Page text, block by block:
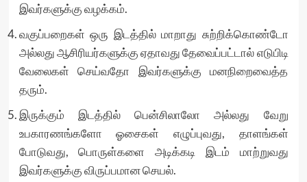
இவர்களுக்கு வழக்கம்.
வகுப்பறைகள் ஒரு இடத்தில் மாறாது சுற்றிக்கொண்டோ
அல்லது ஆசிரியர்களுக்கு ஏதாவது தேவைப்பட்டால் எடுபிடி
வேலைகள் செய்வதோ இவர்களுக்கு மனநிறைவைத்த
தரும்.
இருக்கும் இடத்தில் பென்சிலாலோ அல்லது வேறு
உபகாரணங்களோ ஓசைகள் எழுப்புவது, தாளங்கள்
போடுவது, பொருள்களை அடிக்கடி இடம் மாற்றுவது
இவர்களுக்கு விருப்பமான செயல்.